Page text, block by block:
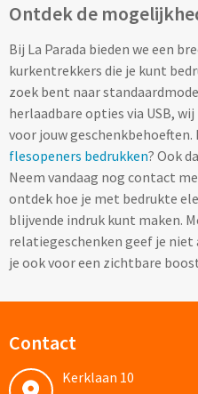
Softshell jassen bedrukken
Sportkleding
Sport T-shirts bedrukken
Sportshorts bedrukken
Training- &
Ontdek de
Bij La Parada bieden we een
kurkentrekkers die je kunt
zoek bent naar
herlaadbare opties via USB,
voor jouw
flesopeners bedrukken? Ook
Neem vandaag nog contact
ontdek hoe je met bedrukte
blijvende indruk kunt maken.
relatiegeschenken geef je
je ook voor een zichtbare
Contact
Kerklaan 10